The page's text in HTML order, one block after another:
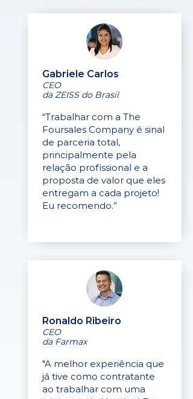
Gabriele Carlos
CEO
da ZEISS do Brasil
“Trabalhar com a The
Foursales Company é sinal
de parceria total,
principalmente pela
relação profissional e a
proposta de valor que eles
entregam a cada projeto!
Eu recomendo.”
Ronaldo Ribeiro
CEO
da Farmax
"A melhor experiência que
já tive como contratante
ao trabalhar com uma